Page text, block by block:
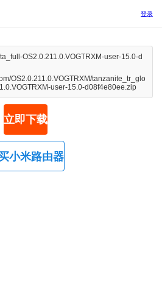
登录
OS2.0.211.0.VOGTRXM-user-15.0-d
OS2.0.211.0.VOGTRXM/tanzanite_tr_glo
user-15.0-d08f4e80ee.zip
立即下载
小米路由器